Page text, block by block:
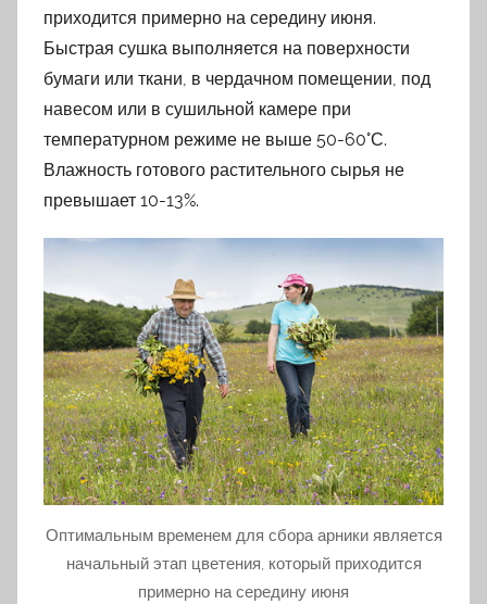
приходится примерно на середину июня.
Быстрая сушка выполняется на поверхности
бумаги или ткани, в чердачном помещении, под
навесом или в сушильной камере при
температурном режиме не выше 50-60°С.
Влажность готового растительного сырья не
превышает 10-13%.
Оптимальным временем для сбора арники является
начальный этап цветения, который приходится
примерно на середину июня